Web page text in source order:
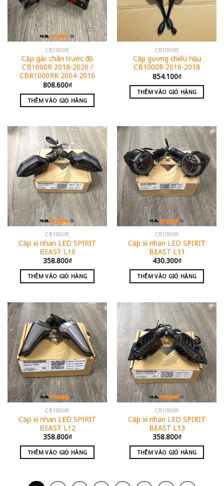
CB1000R
Cặp gác chân trước độ
CB1000R 2018-2020 /
CBR1000RR 2004-2016
808.600₫
THÊM VÀO GIỎ HÀNG
CB1000R
Cặp gương chiếu hậu
CB1000R 2016-2018
854.100₫
THÊM VÀO GIỎ HÀNG
CB1000R
Cặp xi nhan LED SPIRIT
BEAST L10
358.800₫
THÊM VÀO GIỎ HÀNG
CB1000R
Cặp xi nhan LED SPIRIT
BEAST L11
430.300₫
THÊM VÀO GIỎ HÀNG
CB1000R
Cặp xi nhan LED SPIRIT
BEAST L12
358.800₫
THÊM VÀO GIỎ HÀNG
CB1000R
Cặp xi nhan LED SPIRIT
BEAST L13
358.800₫
THÊM VÀO GIỎ HÀNG